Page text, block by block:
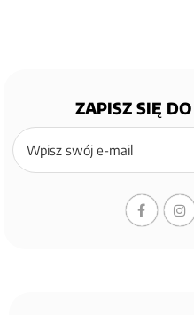
ZAPISZ SIĘ
Zapisz
się
newslettera